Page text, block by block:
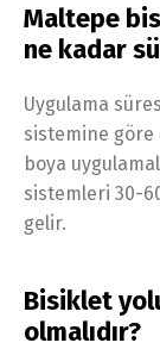
Maltepe
ne kadar
Uygulama
sistemine göre
boya
sistemleri 30-
gelir.
Bisiklet
olmalıdır?